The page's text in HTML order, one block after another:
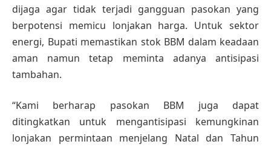
dijaga agar tidak terjadi gangguan pasokan yang
berpotensi memicu lonjakan harga. Untuk sektor
energi, Bupati memastikan stok BBM dalam keadaan
aman namun tetap meminta adanya antisipasi
tambahan.
“Kami berharap pasokan BBM juga dapat
ditingkatkan untuk mengantisipasi kemungkinan
lonjakan permintaan menjelang Natal dan Tahun